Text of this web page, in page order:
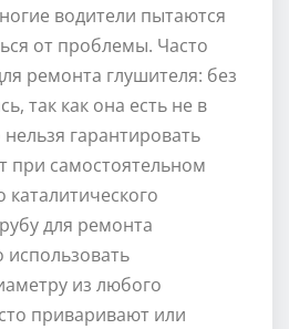
водители пытаются
от проблемы. Часто
ремонта глушителя: без
так как она есть не в
гарантировать
при самостоятельном
для ремонта
из любого
приваривают или